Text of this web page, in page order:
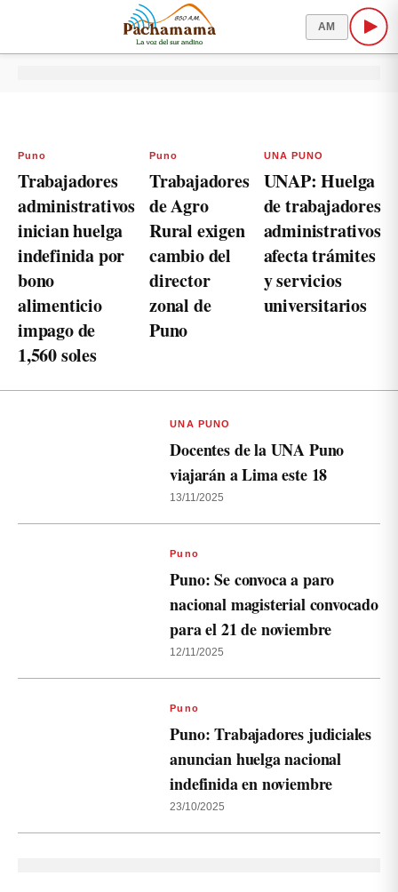
AM
Puno
Trabajadores
administrativos
inician huelga
indefinida por
bono
alimenticio
impago de
1,560 soles
Puno
Trabajadores
de Agro
Rural exigen
cambio del
director
zonal de
Puno
UNA PUNO
UNAP: Huelga
de trabajadores
administrativos
afecta trámites
y servicios
universitarios
UNA PUNO
Docentes de la UNA Puno
viajarán a Lima este 18
13/11/2025
Puno
Puno: Se convoca a paro
nacional magisterial convocado
para el 21 de noviembre
12/11/2025
Puno
Puno: Trabajadores judiciales
anuncian huelga nacional
indefinida en noviembre
23/10/2025